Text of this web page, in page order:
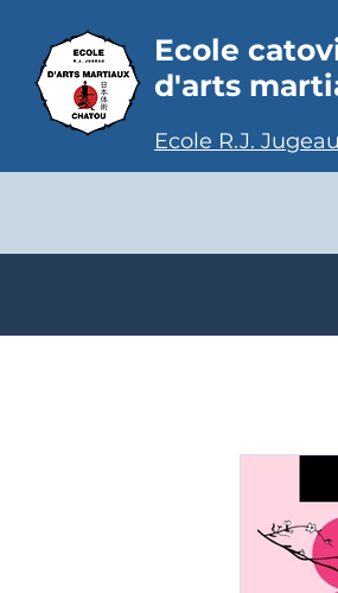
Ecole
d'arts
Ecole R.J. Jugeau